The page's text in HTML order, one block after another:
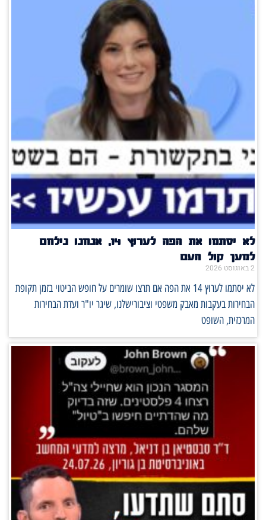
לא יסתמו את הפה לערוץ 14, אנחנו נילחם
למען קול העם
2 באוגוסט 2026
לא יסתמו לערוץ 14 את הפה אם תרצו שומרים על חופש הביטוי בזמן תקופת
הבחירות בעקבות מאבק משפטי וציבורישלנו, שיגר יו"ר ועדת הבחירות
המרכזית, השופט